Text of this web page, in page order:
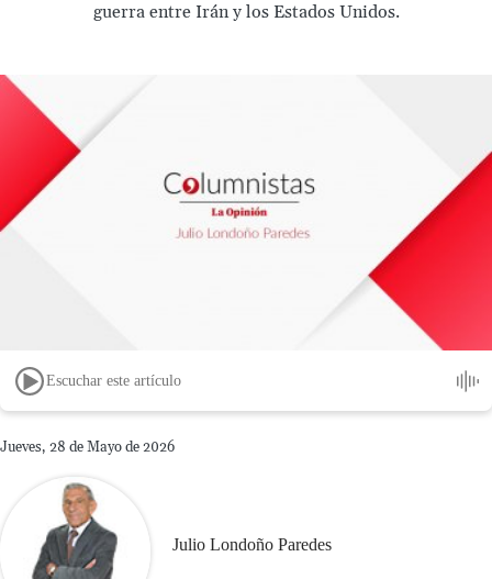
guerra entre Irán y los Estados Unidos.
Escuchar este artículo
Jueves, 28 de Mayo de 2026
Julio Londoño Paredes